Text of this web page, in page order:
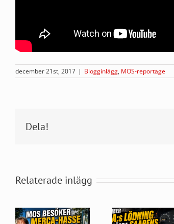
december 21st, 2017 | Blogginlägg, MOS-reportage
Dela!
Relaterade inlägg